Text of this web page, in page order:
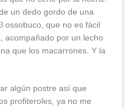
un dedo gordo de una
ossobuco, que no es fácil
acompañado por un lecho
que los macarrones. Y la
algún postre así que
profiteroles, ya no me